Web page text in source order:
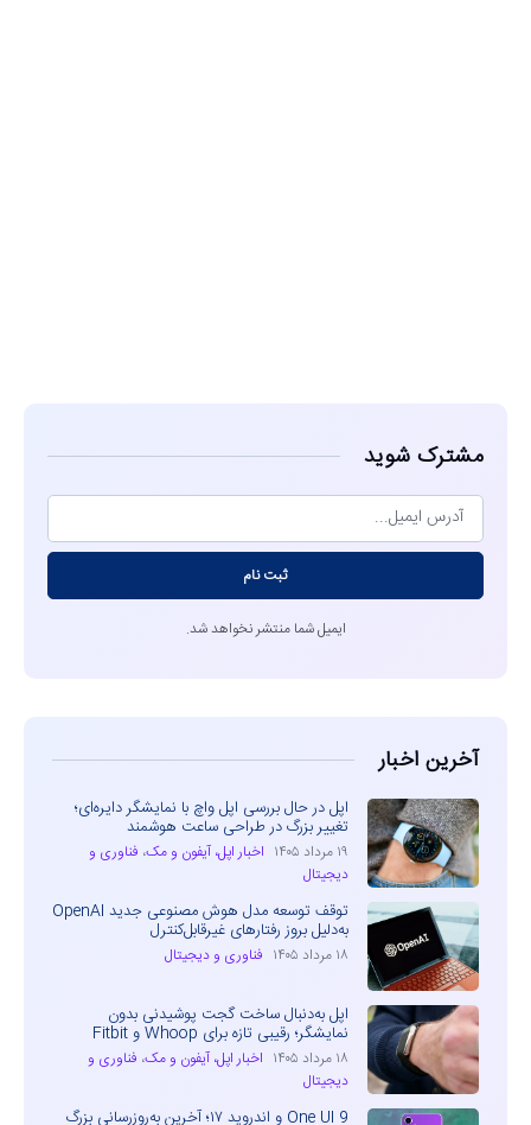
مشترک شوید
ثبت نام
ایمیل شما منتشر نخواهد شد.
آخرین اخبار
اپل در حال بررسی اپل واچ با نمایشگر دایره‌ای؛
تغییر بزرگ در طراحی ساعت هوشمند
۱۹ مرداد ۱۴۰۵ اخبار اپل، آیفون و مک، فناوری و
دیجیتال
توقف توسعه مدل هوش مصنوعی جدید OpenAI
به‌دلیل بروز رفتارهای غیرقابل‌کنترل
۱۸ مرداد ۱۴۰۵ فناوری و دیجیتال
اپل به‌دنبال ساخت گجت پوشیدنی بدون
نمایشگر؛ رقیبی تازه برای Whoop و Fitbit
۱۸ مرداد ۱۴۰۵ اخبار اپل، آیفون و مک، فناوری و
دیجیتال
One UI 9 و اندروید ۱۷؛ آخرین به‌روزرسانی بزرگ